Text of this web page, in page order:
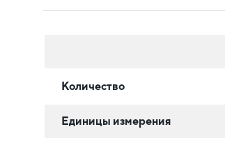
Количество
Единицы измерения